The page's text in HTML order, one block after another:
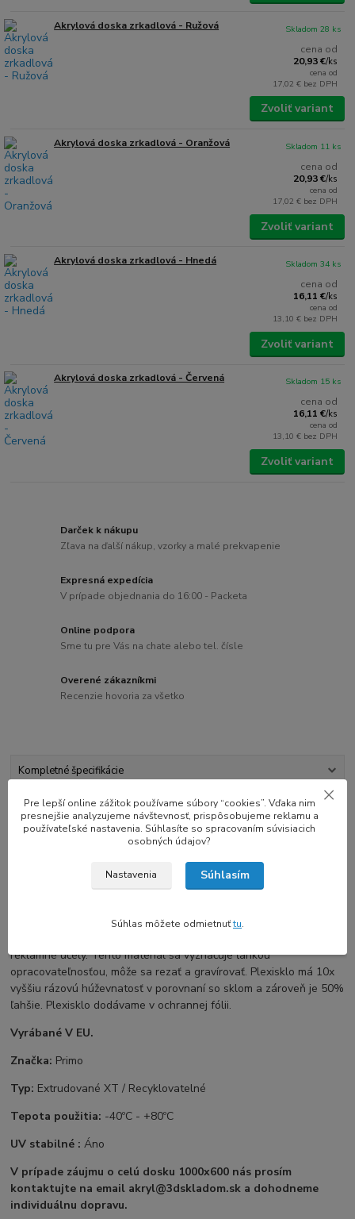
Akrylová doska zrkadlová - Ružová
cena od
20,93 €/ks
cena od
17,02 € bez DPH
Skladom 28 ks
Zvoliť variant
Akrylová doska zrkadlová - Oranžová
cena od
20,93 €/ks
cena od
17,02 € bez DPH
Skladom 11 ks
Zvoliť variant
Akrylová doska zrkadlová - Hnedá
cena od
16,11 €/ks
cena od
13,10 € bez DPH
Skladom 34 ks
Zvoliť variant
Akrylová doska zrkadlová - Červená
cena od
16,11 €/ks
cena od
13,10 € bez DPH
Skladom 15 ks
Zvoliť variant
Darček k nákupu
Zľava na ďalší nákup, vzorky a malé prekvapenie
Expresná expedícia
V prípade objednania do 16:00 - Packeta
Online podpora
Sme tu pre Vás na chate alebo tel. čísle
Overené zákazníkmi
Recenzie hovoria za všetko
Kompletné špecifikácie
Hodnotenie 1
Kompletné špecifikácie
PMMA(Plexisklo) / Akrylje kvalitný materiál s odolnosťou voči
reklamné účely. Tento materiál sa vyznačuje ľahkou
opracovateľnosťou, môže sa rezať a gravírovať. Plexisklo má 10x
vyššiu rázovú húževnatosť v porovnaní so sklom a zároveň je 50%
ľahšie. Plexisklo dodávame v ochrannej fólii.
Vyrábané V EU.
Značka: Primo
Typ: Extrudované XT / Recyklovatelné
Tepota použitia: -40ºC - +80ºC
UV stabilné :Áno
V prípade záujmu o celú dosku 1000x600 nás prosím
kontaktujte na email akryl@3dskladom.sk a dohodneme
individuálnu dopravu.
Pre lepší online zážitok používame súbory “cookies”. Vďaka nim
presnejšie analyzujeme návštevnosť, prispôsobujeme reklamu a
používateľské nastavenia. Súhlasíte so spracovaním súvisiacich
osobných údajov?
Nastavenia Súhlasím
Súhlas môžete odmietnuťtu.